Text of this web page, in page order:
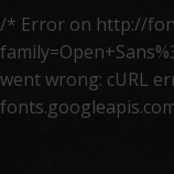
/* Error on http://
went wrong: cURL